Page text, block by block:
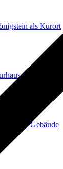
als Kurort
& Kurpark
Gebäude